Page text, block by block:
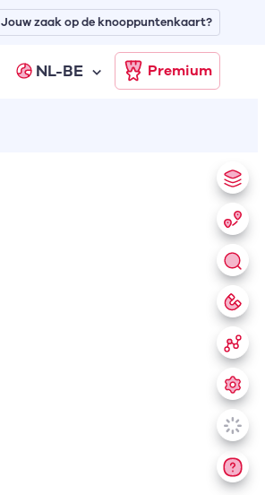
NL-BE Premium
Jouw zaak op de knooppuntenkaart?